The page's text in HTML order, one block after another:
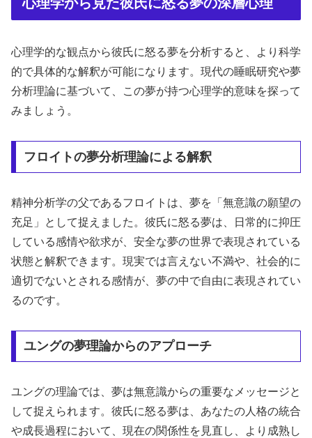
心理学的な観点から彼氏に怒る夢を分析すると、より科学
的で具体的な解釈が可能になります。現代の睡眠研究や夢
分析理論に基づいて、この夢が持つ心理学的意味を探って
みましょう。
フロイトの夢分析理論による解釈
精神分析学の父であるフロイトは、夢を「無意識の願望の
充足」として捉えました。彼氏に怒る夢は、日常的に抑圧
している感情や欲求が、安全な夢の世界で表現されている
状態と解釈できます。現実では言えない不満や、社会的に
適切でないとされる感情が、夢の中で自由に表現されてい
るのです。
ユングの夢理論からのアプローチ
ユングの理論では、夢は無意識からの重要なメッセージと
して捉えられます。彼氏に怒る夢は、あなたの人格の統合
や成長過程において、現在の関係性を見直し、より成熟し